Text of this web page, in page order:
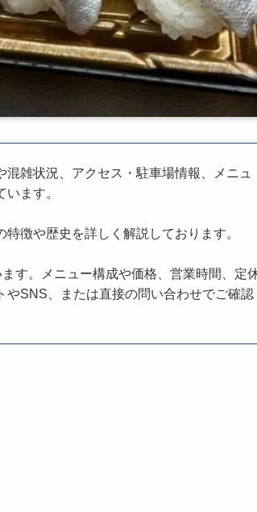
雑状況、アクセス・駐車場情報、メニュ
ます。
徴や歴史を詳しく解説しております。
す。メニュー構成や価格、営業時間、定
やSNS、または直接の問い合わせでご確認